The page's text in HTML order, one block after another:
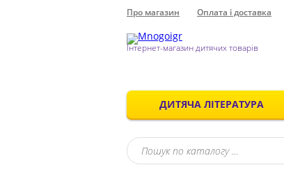
Про магазин Оплата і доставка
Інтернет-магазин дитячих товарів
ДИТЯЧА ЛІТЕРАТУРА